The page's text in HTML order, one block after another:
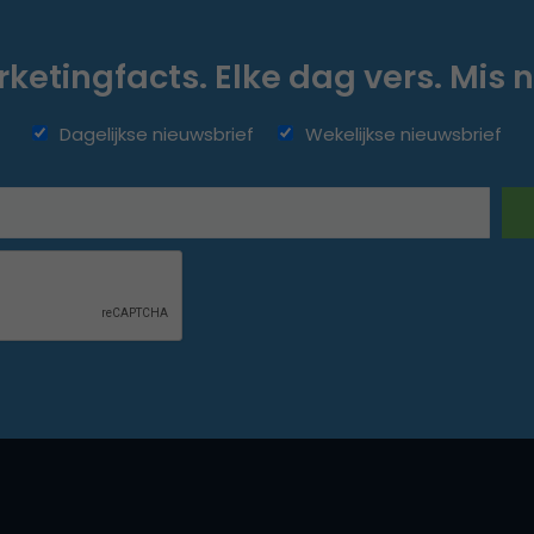
Elke dag vers. Mis
Dagelijkse nieuwsbrief Wekelijkse nieuwsbrief